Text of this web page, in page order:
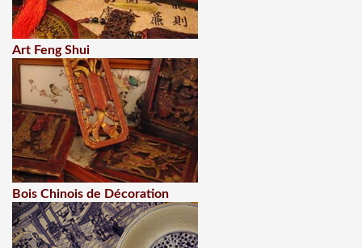
Art Feng Shui
Bois Chinois de Décoration